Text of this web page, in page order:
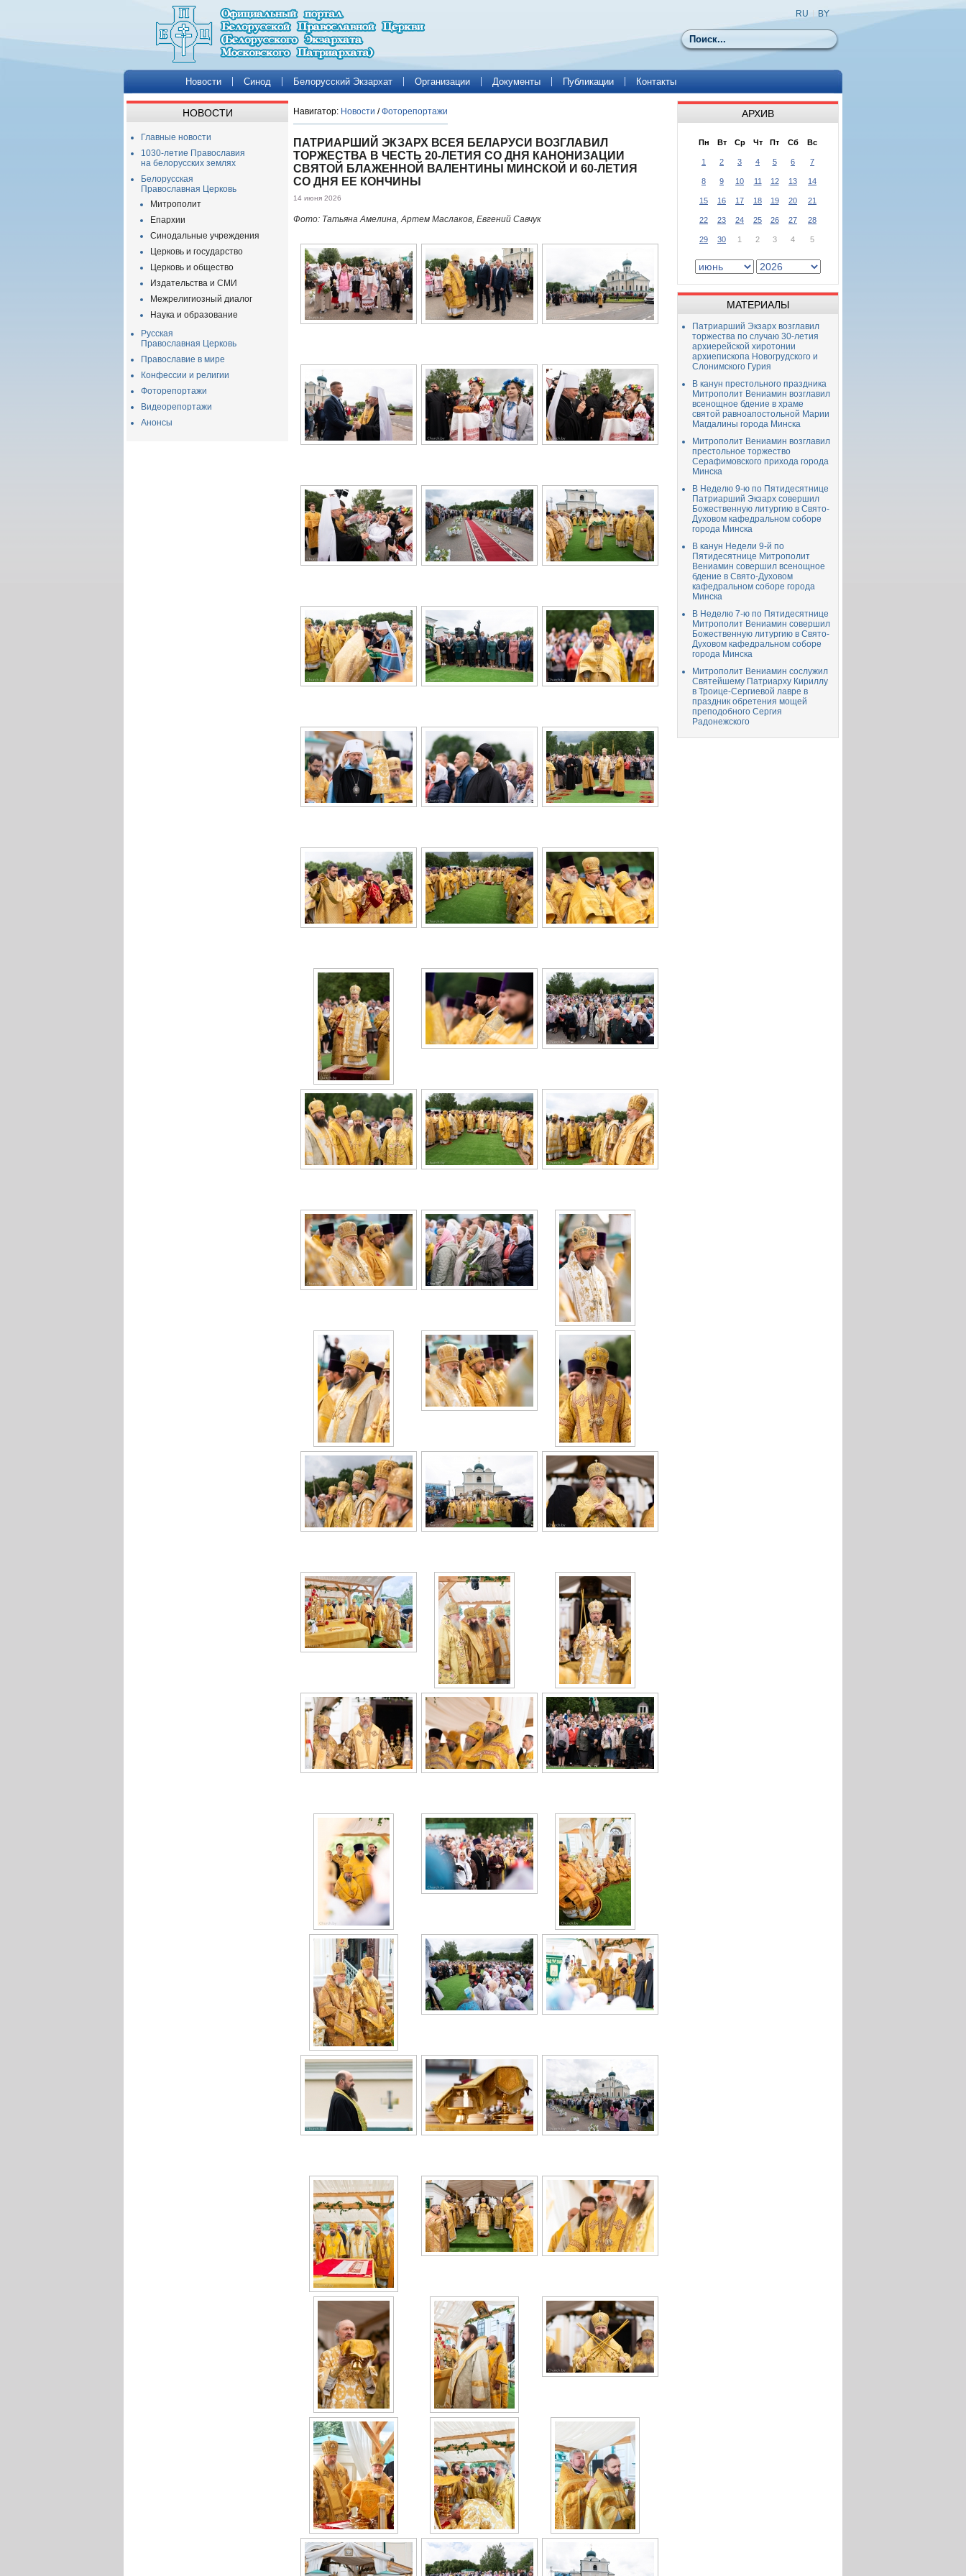
Поиск
RU BY
Новости Синод Белорусский Экзархат Организации Документы Публикации Контакты
НОВОСТИ
Главные новости
1030-летие Православия
на белорусских землях
Белорусская
Православная Церковь
Митрополит
Епархии
Синодальные учреждения
Церковь и государство
Церковь и общество
Издательства и СМИ
Межрелигиозный диалог
Наука и образование
Русская
Православная Церковь
Православие в мире
Конфессии и религии
Фоторепортажи
Видеорепортажи
Анонсы
Навигатор: Новости /Фоторепортажи
ПАТРИАРШИЙ ЭКЗАРХ ВСЕЯ БЕЛАРУСИ ВОЗГЛАВИЛ
ТОРЖЕСТВА В ЧЕСТЬ 20-ЛЕТИЯ СО ДНЯ КАНОНИЗАЦИИ
СВЯТОЙ БЛАЖЕННОЙ ВАЛЕНТИНЫ МИНСКОЙ И 60-ЛЕТИЯ
СО ДНЯ ЕЕ КОНЧИНЫ
14 июня 2026
Фото: Татьяна Амелина, Артем Маслаков, Евгений Савчук
АРХИВ
Пн Вт Ср Чт Пт Сб Вс
1 2 3 4 5 6 7
8 9 10 11 12 13 14
15 16 17 18 19 20 21
22 23 24 25 26 27 28
29 30 1 2 3 4 5
МАТЕРИАЛЫ
Патриарший Экзарх возглавил
торжества по случаю 30-летия
архиерейской хиротонии
архиепископа Новогрудского и
Слонимского Гурия
В канун престольного праздника
Митрополит Вениамин возглавил
всенощное бдение в храме
святой равноапостольной Марии
Магдалины города Минска
Митрополит Вениамин возглавил
престольное торжество
Серафимовского прихода города
Минска
В Неделю 9-ю по Пятидесятнице
Патриарший Экзарх совершил
Божественную литургию в Свято-
Духовом кафедральном соборе
города Минска
В канун Недели 9-й по
Пятидесятнице Митрополит
Вениамин совершил всенощное
бдение в Свято-Духовом
кафедральном соборе города
Минска
В Неделю 7-ю по Пятидесятнице
Митрополит Вениамин совершил
Божественную литургию в Свято-
Духовом кафедральном соборе
города Минска
Митрополит Вениамин сослужил
Святейшему Патриарху Кириллу
в Троице-Сергиевой лавре в
праздник обретения мощей
преподобного Сергия
Радонежского